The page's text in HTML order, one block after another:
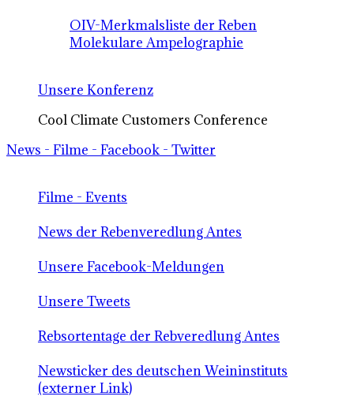
OIV-Merkmalsliste der Reben
Molekulare Ampelographie
Unsere Konferenz
Cool Climate Customers Conference
News - Filme - Facebook - Twitter
Filme - Events
News der Rebenveredlung Antes
Unsere Facebook-Meldungen
Unsere Tweets
Rebsortentage der Rebveredlung Antes
Newsticker des deutschen Weininstituts
(externer Link)